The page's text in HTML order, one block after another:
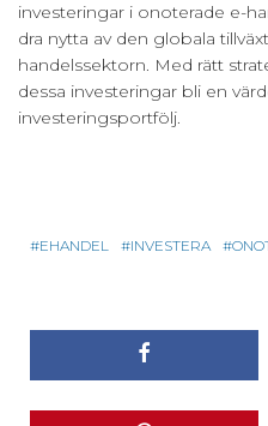
investeringar i onoterade e-
dra nytta av den globala
handelssektorn. Med rätt
dessa investeringar bli en
investeringsportfölj.
EHANDEL INVESTERA